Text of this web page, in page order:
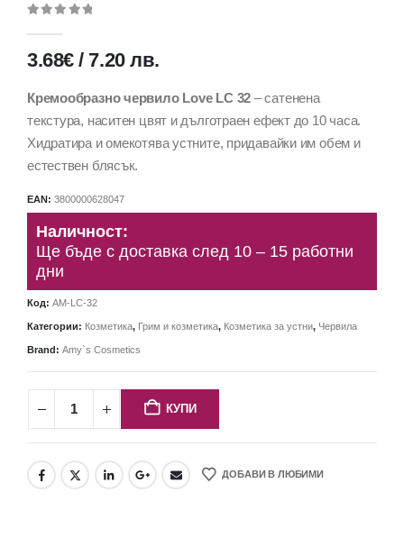
3.68€ / 7.20лв.
Кремообразно червило Love LC 32 – сатенена
текстура, наситен цвят и дълготраен ефект до 10 часа.
Хидратира и омекотява устните, придавайки им обем и
естествен блясък.
EAN: 3800000628047
Наличност:
Ще бъде с доставка след 10 – 15 работни
дни
Код: AM-LC-32
Категории: Козметика, Грим и козметика, Козметика за устни, Червила
Brand: Amy`s Cosmetics
КУПИ
ДОБАВИ В ЛЮБИМИ